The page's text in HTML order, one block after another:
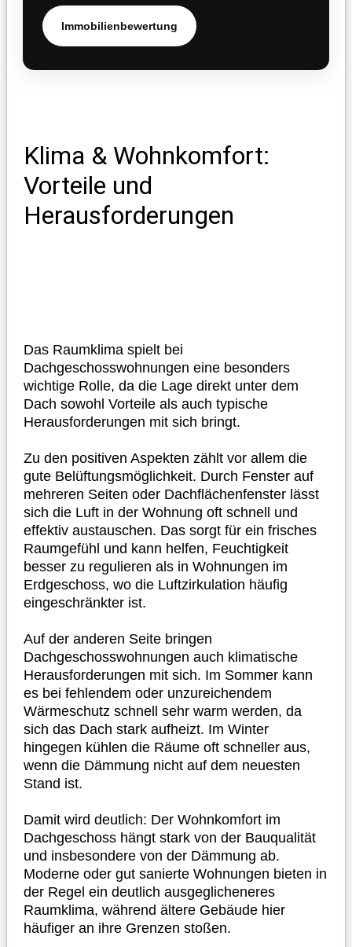
Immobilienbewertung
Klima & Wohnkomfort:
Vorteile und
Herausforderungen
Das Raumklima spielt bei
Dachgeschosswohnungen eine besonders
wichtige Rolle, da die Lage direkt unter dem
Dach sowohl Vorteile als auch typische
Herausforderungen mit sich bringt.
Zu den positiven Aspekten zählt vor allem die
gute Belüftungsmöglichkeit. Durch Fenster auf
mehreren Seiten oder Dachflächenfenster lässt
sich die Luft in der Wohnung oft schnell und
effektiv austauschen. Das sorgt für ein frisches
Raumgefühl und kann helfen, Feuchtigkeit
besser zu regulieren als in Wohnungen im
Erdgeschoss, wo die Luftzirkulation häufig
eingeschränkter ist.
Auf der anderen Seite bringen
Dachgeschosswohnungen auch klimatische
Herausforderungen mit sich. Im Sommer kann
es bei fehlendem oder unzureichendem
Wärmeschutz schnell sehr warm werden, da
sich das Dach stark aufheizt. Im Winter
hingegen kühlen die Räume oft schneller aus,
wenn die Dämmung nicht auf dem neuesten
Stand ist.
Damit wird deutlich: Der Wohnkomfort im
Dachgeschoss hängt stark von der Bauqualität
und insbesondere von der Dämmung ab.
Moderne oder gut sanierte Wohnungen bieten in
der Regel ein deutlich ausgeglicheneres
Raumklima, während ältere Gebäude hier
häufiger an ihre Grenzen stoßen.